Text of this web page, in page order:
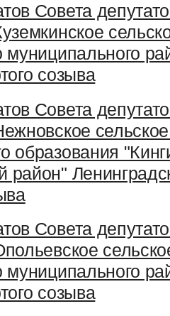
Совета
муниципального
созыва
Совета
образования
район"
Совета
муниципального
созыва